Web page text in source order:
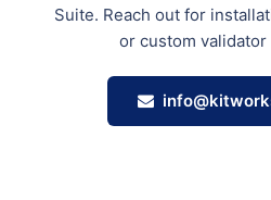
Suite. Reach out for
or custom